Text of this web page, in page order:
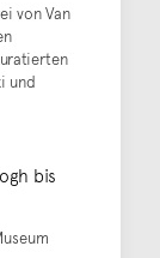
von Van
und
bis